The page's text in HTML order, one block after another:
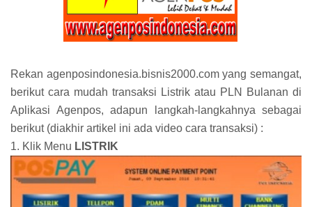
Rekan agenposindonesia.bisnis2000.com yang semangat,
berikut cara mudah transaksi Listrik atau PLN Bulanan di
Aplikasi Agenpos, adapun langkah-langkahnya sebagai
berikut (diakhir artikel ini ada video cara transaksi) :
1. Klik Menu LISTRIK